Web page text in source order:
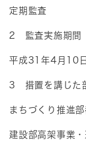
定期監査
2 監査実施期間
平成31年4月10
3 措置を講じた
まちづくり推
建設部高架事